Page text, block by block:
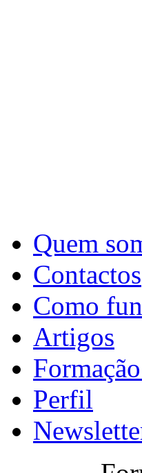
Quem
Contactos
Como
Artigos
Perfil